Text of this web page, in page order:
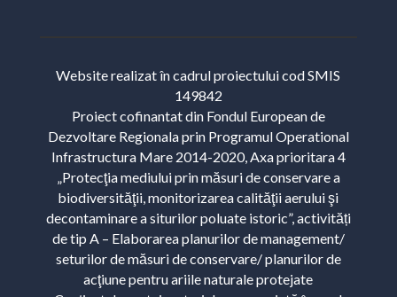
Website realizat în cadrul proiectului cod SMIS
149842
Proiect cofinantat din Fondul European de
Dezvoltare Regionala prin Programul Operational
Infrastructura Mare 2014-2020, Axa prioritara 4
„Protecţia mediului prin măsuri de conservare a
biodiversităţii, monitorizarea calităţii aerului şi
decontaminare a siturilor poluate istoric”, activități
de tip A – Elaborarea planurilor de management/
seturilor de măsuri de conservare/ planurilor de
acţiune pentru ariile naturale protejate